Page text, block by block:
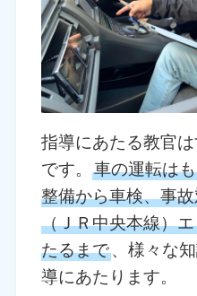
指導にあたる教官は
です。車の運転は
整備から車検、事
（ＪＲ中央本線）
たるまで、様々な
導にあたります。